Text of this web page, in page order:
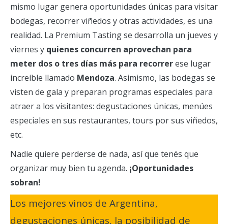
mismo lugar genera oportunidades únicas para visitar
bodegas, recorrer viñedos y otras actividades, es una
realidad. La Premium Tasting se desarrolla un jueves y
viernes y quienes concurren aprovechan para
meter dos o tres días más para recorrerese lugar
increíble llamado Mendoza. Asimismo, las bodegas se
visten de gala y preparan programas especiales para
atraer a los visitantes: degustaciones únicas, menúes
especiales en sus restaurantes, tours por sus viñedos,
etc.
Nadie quiere perderse de nada, así que tenés que
organizar muy bien tu agenda. ¡Oportunidades
sobran!
Los mejores vinos de Argentina,
degustaciones únicas, la posibilidad de